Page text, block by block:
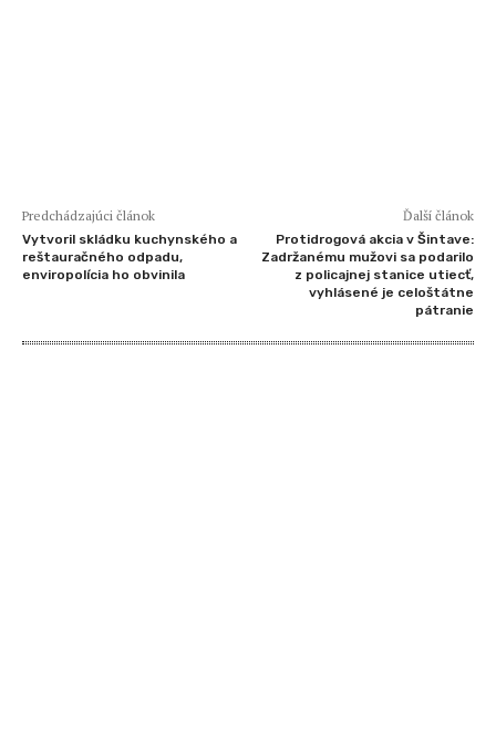
Predchádzajúci článok
Vytvoril skládku kuchynského a
reštauračného odpadu,
enviropolícia ho obvinila
Ďalší článok
Protidrogová akcia v Šintave:
Zadržanému mužovi sa podarilo
z policajnej stanice utiecť,
vyhlásené je celoštátne
pátranie